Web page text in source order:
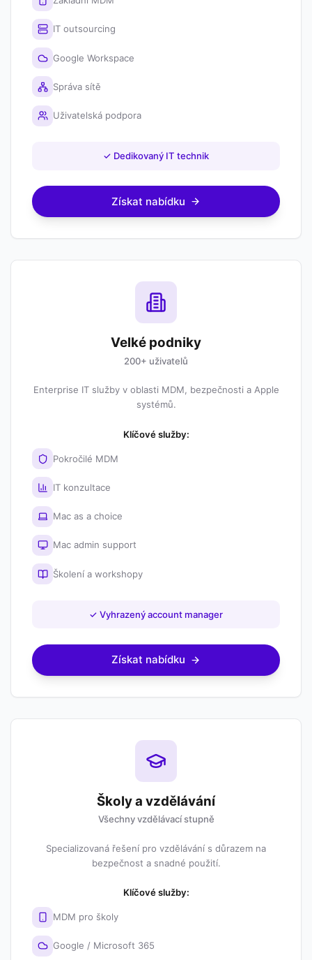
IT outsourcing
Google Workspace
Správa sítě
Uživatelská podpora
✓ Dedikovaný IT technik
Získat nabídku
Velké podniky
200+ uživatelů
Enterprise IT služby v oblasti MDM, bezpečnosti a Apple
systémů.
Klíčové služby:
Pokročilé MDM
IT konzultace
Mac as a choice
Mac admin support
Školení a workshopy
✓ Vyhrazený account manager
Získat nabídku
Školy a vzdělávání
Všechny vzdělávací stupně
Specializovaná řešení pro vzdělávání s důrazem na
bezpečnost a snadné použití.
Klíčové služby:
MDM pro školy
Google / Microsoft 365